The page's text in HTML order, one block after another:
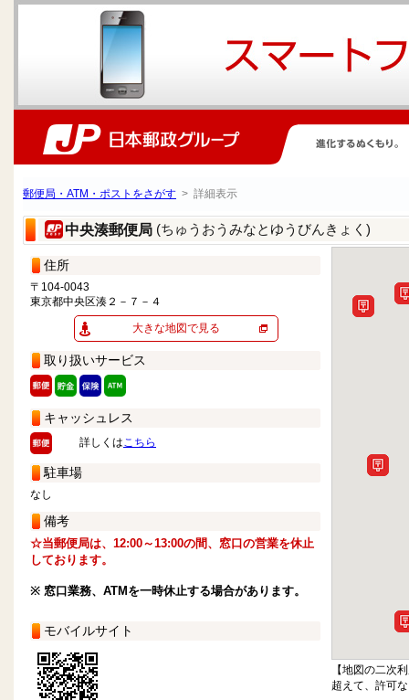
郵便局・ATM・ポストをさがす > 詳細表示
中央湊郵便局 (ちゅうおうみなとゆうびんきょく)
住所
〒104-0043
東京都中央区湊２－７－４
大きな地図で見る
取り扱いサービス
キャッシュレス
詳しくはこちら
駐車場
なし
備考
☆当郵便局は、12:00～13:00の間、窓口の営業を休止
しております。
※ 窓口業務、ATMを一時休止する場合があります。
モバイルサイト
【地図の二次
超えて、許可